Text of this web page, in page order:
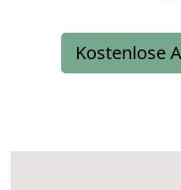
Kostenlose